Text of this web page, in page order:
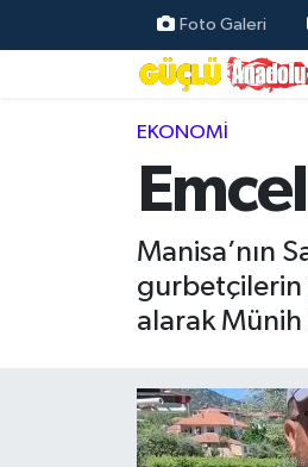
Foto Galeri
EKONOMI
Manisa’nın
gurbetçilerin
alarak Münih
Özel Haber
Resmi İlanlar
Gündem